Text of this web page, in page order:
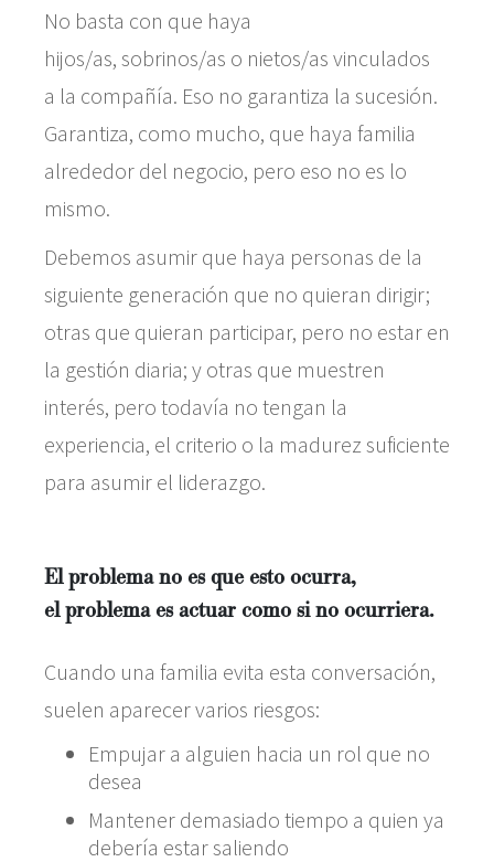
No basta con que haya
hijos/as, sobrinos/as o nietos/as vinculados
a la compañía. Eso no garantiza la sucesión.
Garantiza, como mucho, que haya familia
alrededor del negocio, pero eso no es lo
mismo.
Debemos asumir que haya personas de la
siguiente generación que no quieran dirigir;
otras que quieran participar, pero no estar en
la gestión diaria; y otras que muestren
interés, pero todavía no tengan la
experiencia, el criterio o la madurez suficiente
para asumir el liderazgo.
El problema no es que esto ocurra,
el problema es actuar como si no ocurriera.
Cuando una familia evita esta conversación,
suelen aparecer varios riesgos:
Empujar a alguien hacia un rol que no
desea
Mantener demasiado tiempo a quien ya
debería estar saliendo